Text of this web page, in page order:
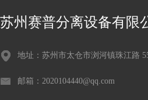
苏州赛普分离设备有限
地址：苏州市太仓市浏河镇珠江路
邮箱：2020104440@qq.com